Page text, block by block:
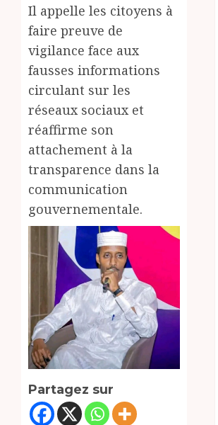
Il appelle les citoyens à
faire preuve de
vigilance face aux
fausses informations
circulant sur les
réseaux sociaux et
réaffirme son
attachement à la
transparence dans la
communication
gouvernementale.
Partagez sur